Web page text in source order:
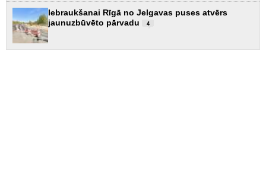
Iebraukšanai Rīgā no Jelgavas puses atvērs
jaunuzbūvēto pārvadu
4